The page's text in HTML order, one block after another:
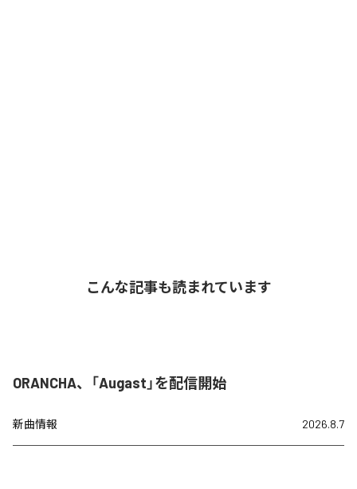
こんな記事も読まれています
ORANCHA、「Augast」を配信開始
新曲情報 2026.8.7